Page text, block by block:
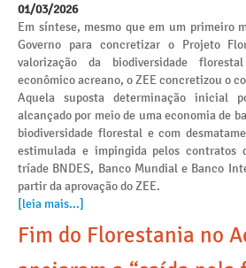
01/03/2026
Em síntese, mesmo que em um primeiro
Governo para concretizar o Projeto
valorização da biodiversidade
econômico acreano, o ZEE concretizou o
Aquela suposta determinação inicial
alcançado por meio de uma economia de
biodiversidade florestal e com
estimulada e impingida pelos contratos
tríade BNDES, Banco Mundial e Banco
partir da aprovação do ZEE.
[leia mais...]
Fim do Florestania no